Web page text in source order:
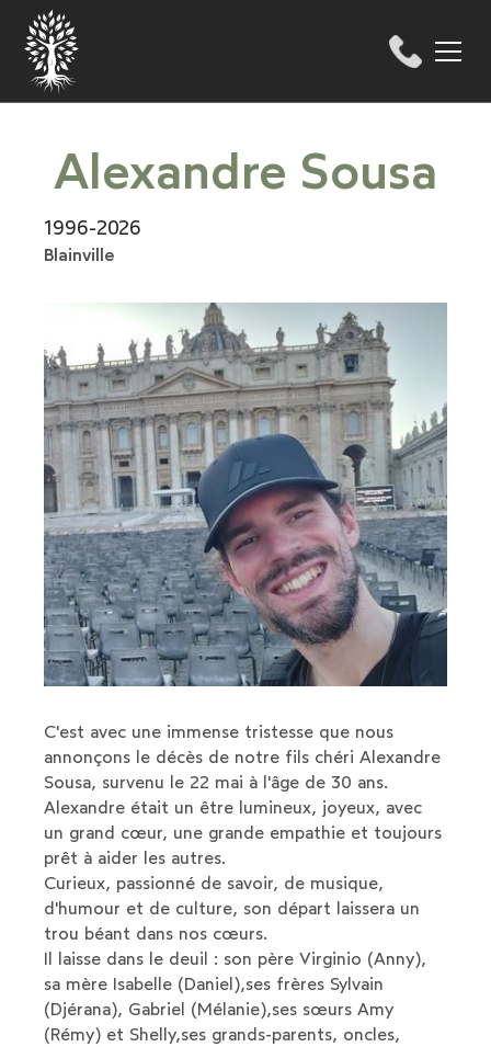
Alexandre Sousa
1996-2026
Blainville
C'est avec une immense tristesse que nous
annonçons le décès de notre fils chéri Alexandre
Sousa, survenu le 22 mai à l'âge de 30 ans.
Alexandre était un être lumineux, joyeux, avec
un grand cœur, une grande empathie et toujours
prêt à aider les autres.
Curieux, passionné de savoir, de musique,
d'humour et de culture, son départ laissera un
trou béant dans nos cœurs.
Il laisse dans le deuil : son père Virginio (Anny),
sa mère Isabelle (Daniel),ses frères Sylvain
(Djérana), Gabriel (Mélanie),ses sœurs Amy
(Rémy) et Shelly,ses grands-parents, oncles,